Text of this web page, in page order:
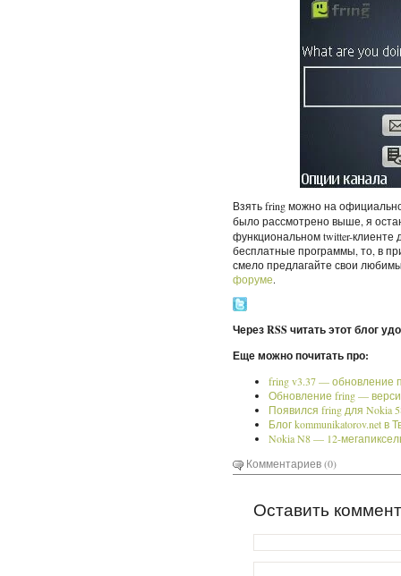
Взять fring можно на
было рассмотрено выше, я
функциональном twitter-клиенте
бесплатные программы, то, в
смело предлагайте свои
форуме.
Через RSS читать этот блог
Еще можно почитать про:
fring v3.37 — обновление
Обновление fring —
Появился fring для Nokia
Блог kommunikatorov.net в
Nokia N8 — 12-
Комментариев (0)
Оставить